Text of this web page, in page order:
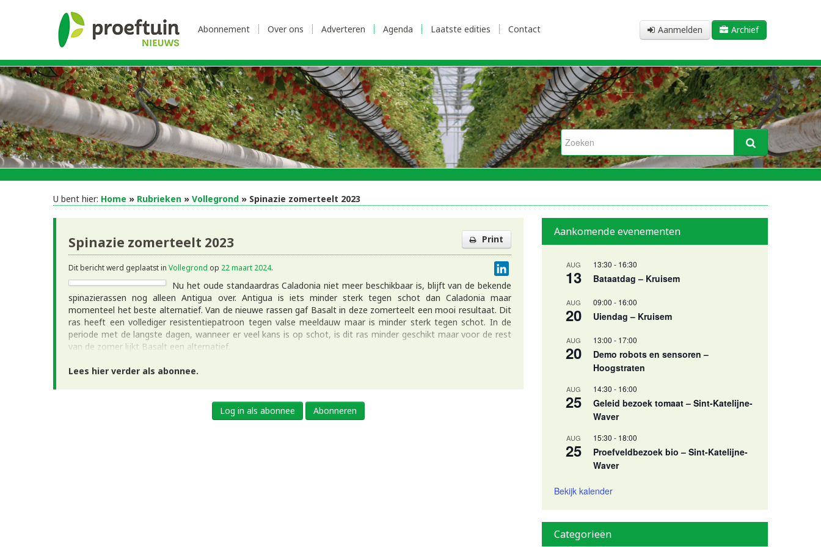
Aanmelden Archief
Abonnement Over ons Adverteren Agenda Laatste edities Contact
U bent hier: Home » Rubrieken » Vollegrond » Spinazie zomerteelt 2023
Spinazie zomerteelt 2023 Print
Dit bericht werd geplaatst in Vollegrond op 22 maart 2024.
Nu het oude standaardras Caladonia niet meer beschikbaar is, blijft van de bekende
spinazierassen nog alleen Antigua over. Antigua is iets minder sterk tegen schot dan Caladonia maar
momenteel het beste alternatief. Van de nieuwe rassen gaf Basalt in deze zomerteelt een mooi resultaat. Dit
ras heeft een vollediger resistentiepatroon tegen valse meeldauw maar is minder sterk tegen schot. In de
periode met de langste dagen, wanneer er veel kans is op schot, is dit ras minder geschikt maar voor de rest
van de zomer lijkt Basalt een alternatief.
Lees hier verder als abonnee.
Log in als abonnee Abonneren
Aankomende evenementen
AUG
13
13:30 - 16:30
Bataatdag – Kruisem
AUG
20
09:00 - 16:00
Uiendag – Kruisem
AUG
20
13:00 - 17:00
Demo robots en sensoren –
Hoogstraten
AUG
25
14:30 - 16:00
Geleid bezoek tomaat – Sint-Katelijne-
Waver
AUG
25
15:30 - 18:00
Proefveldbezoek bio – Sint-Katelijne-
Waver
Bekijk kalender
Categorieën